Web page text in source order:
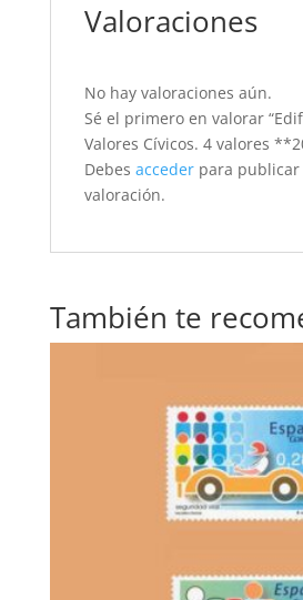
Valoraciones
No hay valoraciones aún.
Sé el primero en valorar
Valores Cívicos. 4 valores
Debes accederpara publicar
valoración.
También te